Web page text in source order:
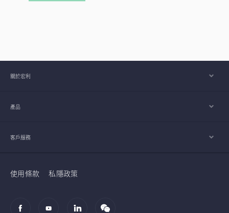
關於宏利
產品
客戶服務
使用條款 私隱政策